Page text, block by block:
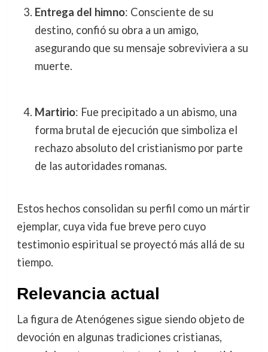
Entrega del himno: Consciente de su
destino, confió su obra a un amigo,
asegurando que su mensaje sobreviviera a su
muerte.
Martirio: Fue precipitado a un abismo, una
forma brutal de ejecución que simboliza el
rechazo absoluto del cristianismo por parte
de las autoridades romanas.
Estos hechos consolidan su perfil como un mártir
ejemplar, cuya vida fue breve pero cuyo
testimonio espiritual se proyectó más allá de su
tiempo.
Relevancia actual
La figura de Atenógenes sigue siendo objeto de
devoción en algunas tradiciones cristianas,